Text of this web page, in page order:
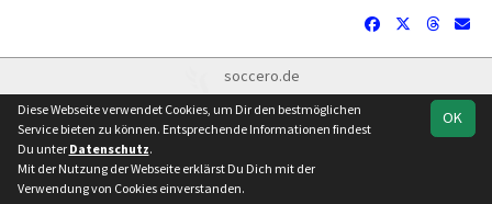
soccero.de
© 2006 - 2026
Besucherstatistik Kontakt Impressum
Datenschutz
Facebook
Instagram
OK
Diese Webseite verwendet Cookies, um Dir den bestmöglichen
Service bieten zu können. Entsprechende Informationen findest
Du unter Datenschutz.
Mit der Nutzung der Webseite erklärst Du Dich mit der
Verwendung von Cookies einverstanden.